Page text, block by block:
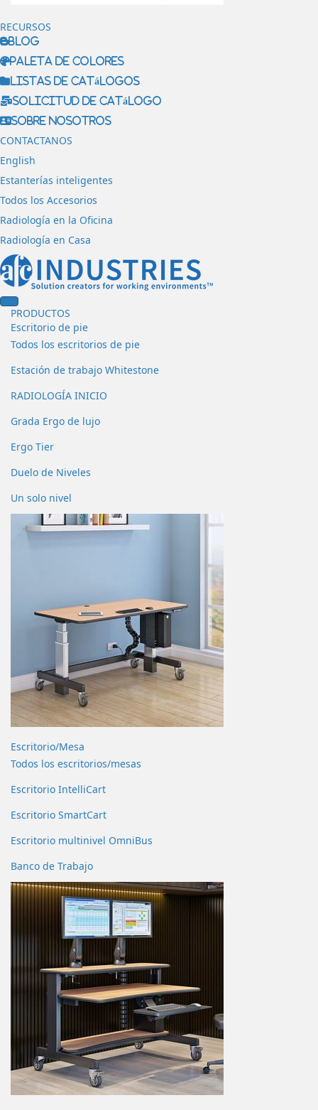
RECURSOS
Blog
Paleta de colores
Listas de catálogos
Solicitud de catálogo
Sobre nosotros
CONTACTANOS
English
Estanterías inteligentes
Todos los Accesorios
Radiología en la Oficina
Radiología en Casa
PRODUCTOS
Escritorio de pie
Todos los escritorios de pie
Estación de trabajo Whitestone
RADIOLOGÍA INICIO
Grada Ergo de lujo
Ergo Tier
Duelo de Niveles
Un solo nivel
Escritorio/Mesa
Todos los escritorios/mesas
Escritorio IntelliCart
Escritorio SmartCart
Escritorio multinivel OmniBus
Banco de Trabajo